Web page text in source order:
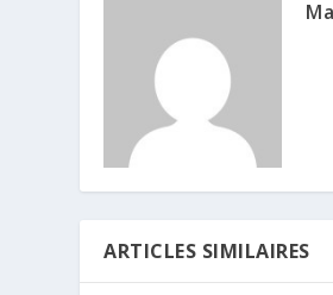
ARTICLES SIMILAIRES